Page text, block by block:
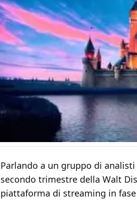
Parlando a un gruppo di
secondo trimestre della Walt
piattaforma di streaming in